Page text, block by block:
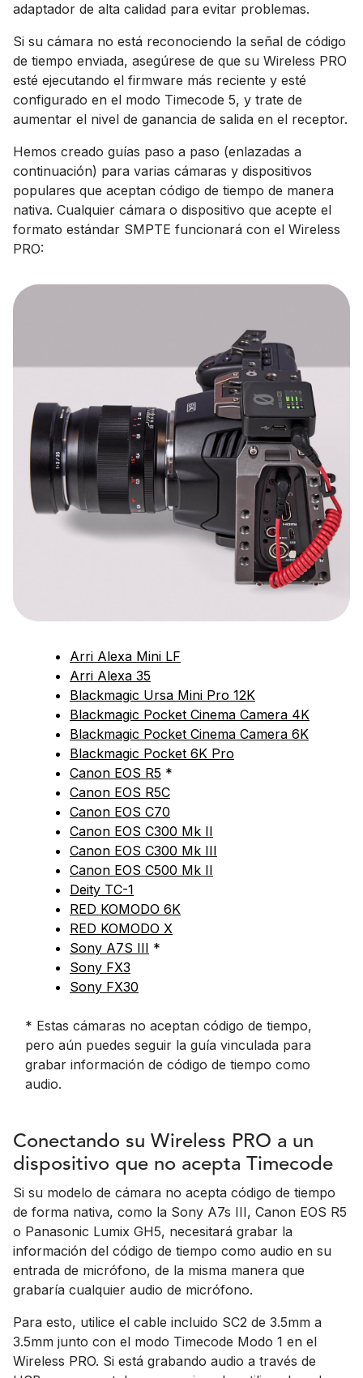
adaptador de alta calidad para evitar problemas.
Si su cámara no está reconociendo la señal de código
de tiempo enviada, asegúrese de que su Wireless PRO
esté ejecutando el firmware más reciente y esté
configurado en el modo Timecode 5, y trate de
aumentar el nivel de ganancia de salida en el receptor.
Hemos creado guías paso a paso (enlazadas a
continuación) para varias cámaras y dispositivos
populares que aceptan código de tiempo de manera
nativa. Cualquier cámara o dispositivo que acepte el
formato estándar SMPTE funcionará con el Wireless
PRO:
Arri Alexa Mini LF
Arri Alexa 35
Blackmagic Ursa Mini Pro 12K
Blackmagic Pocket Cinema Camera 4K
Blackmagic Pocket Cinema Camera 6K
Blackmagic Pocket 6K Pro
Canon EOS R5 *
Canon EOS R5C
Canon EOS C70
Canon EOS C300 Mk II
Canon EOS C300 Mk III
Canon EOS C500 Mk II
Deity TC-1
RED KOMODO 6K
RED KOMODO X
Sony A7S III *
Sony FX3
Sony FX30
* Estas cámaras no aceptan código de tiempo,
pero aún puedes seguir la guía vinculada para
grabar información de código de tiempo como
audio.
Conectando su Wireless PRO a un
dispositivo que no acepta Timecode
Si su modelo de cámara no acepta código de tiempo
de forma nativa, como la Sony A7s III, Canon EOS R5
o Panasonic Lumix GH5, necesitará grabar la
información del código de tiempo como audio en su
entrada de micrófono, de la misma manera que
grabaría cualquier audio de micrófono.
Para esto, utilice el cable incluido SC2 de 3.5mm a
3.5mm junto con el modo Timecode Modo 1 en el
Wireless PRO. Si está grabando audio a través de